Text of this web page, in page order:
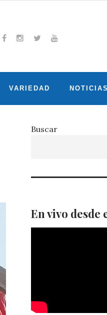
VARIEDAD NOTICIAS
Buscar
En vivo desde